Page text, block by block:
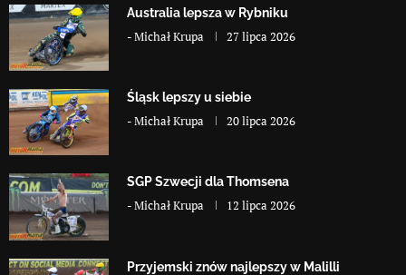
Australia lepsza w Rybniku
-Michał Krupa 27 lipca 2026
Śląsk lepszy u siebie
-Michał Krupa 20 lipca 2026
SGP Szwecji dla Thomsena
-Michał Krupa 12 lipca 2026
Przyjemski znów najlepszy w Malilli